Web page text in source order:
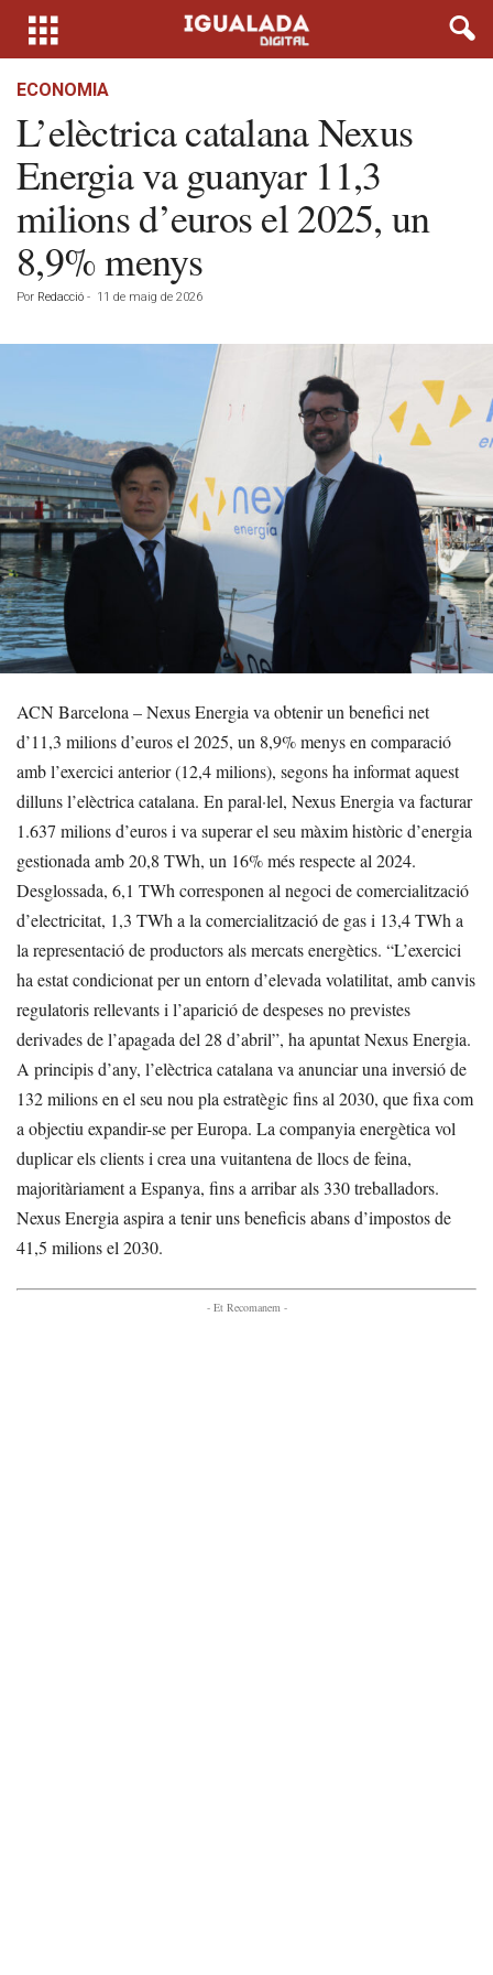
ECONOMIA
L’elèctrica catalana Nexus
Energia va guanyar 11,3
milions d’euros el 2025, un
8,9% menys
Por Redacció - 11 de maig de 2026
ACN Barcelona – Nexus Energia va obtenir un benefici net
d’11,3 milions d’euros el 2025, un 8,9% menys en comparació
amb l’exercici anterior (12,4 milions), segons ha informat aquest
dilluns l’elèctrica catalana. En paral·lel, Nexus Energia va facturar
1.637 milions d’euros i va superar el seu màxim històric d’energia
gestionada amb 20,8 TWh, un 16% més respecte al 2024.
Desglossada, 6,1 TWh corresponen al negoci de comercialització
d’electricitat, 1,3 TWh a la comercialització de gas i 13,4 TWh a
la representació de productors als mercats energètics. “L’exercici
ha estat condicionat per un entorn d’elevada volatilitat, amb canvis
regulatoris rellevants i l’aparició de despeses no previstes
derivades de l’apagada del 28 d’abril”, ha apuntat Nexus Energia.
A principis d’any, l’elèctrica catalana va anunciar una inversió de
132 milions en el seu nou pla estratègic fins al 2030, que fixa com
a objectiu expandir-se per Europa. La companyia energètica vol
duplicar els clients i crea una vuitantena de llocs de feina,
majoritàriament a Espanya, fins a arribar als 330 treballadors.
Nexus Energia aspira a tenir uns beneficis abans d’impostos de
41,5 milions el 2030.
- Et Recomanem -